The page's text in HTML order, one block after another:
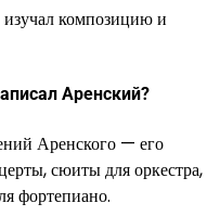
изучал композицию и
Аренский?
Аренского — его
сюиты для оркестра,
фортепиано.